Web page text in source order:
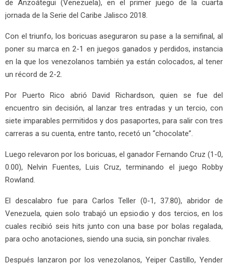
de Anzoátegui (Venezuela), en el primer juego de la cuarta
jornada de la Serie del Caribe Jalisco 2018.
Con el triunfo, los boricuas aseguraron su pase a la semifinal, al
poner su marca en 2-1 en juegos ganados y perdidos, instancia
en la que los venezolanos también ya están colocados, al tener
un récord de 2-2.
Por Puerto Rico abrió David Richardson, quien se fue del
encuentro sin decisión, al lanzar tres entradas y un tercio, con
siete imparables permitidos y dos pasaportes, para salir con tres
carreras a su cuenta, entre tanto, recetó un “chocolate”.
Luego relevaron por los boricuas, el ganador Fernando Cruz (1-0,
0.00), Nelvin Fuentes, Luis Cruz, terminando el juego Robby
Rowland.
El descalabro fue para Carlos Teller (0-1, 37.80), abridor de
Venezuela, quien solo trabajó un epsiodio y dos tercios, en los
cuales recibió seis hits junto con una base por bolas regalada,
para ocho anotaciones, siendo una sucia, sin ponchar rivales.
Después lanzaron por los venezolanos, Yeiper Castillo, Yender